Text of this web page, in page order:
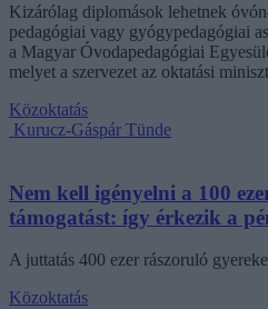
Kizárólag diplomások lehetnek
pedagógiai vagy gyógypedagógiai
a Magyar Óvodapedagógiai
melyet a szervezet az oktatási
Közoktatás
Kurucz-Gáspár Tünde
Nem kell igényelni a 100
támogatást: így érkezik a
A juttatás 400 ezer rászoruló
Közoktatás